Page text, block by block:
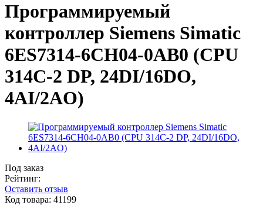
Программируемый
контроллер Siemens Simatic
6ES7314-6CH04-0AB0 (CPU
314C-2 DP, 24DI/16DO,
4AI/2AO)
Под заказ
Рейтинг:
Оставить отзыв
Код товара: 41199